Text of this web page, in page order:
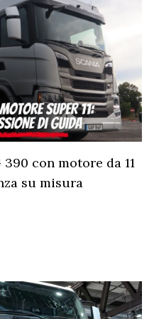
con motore da 11
su misura